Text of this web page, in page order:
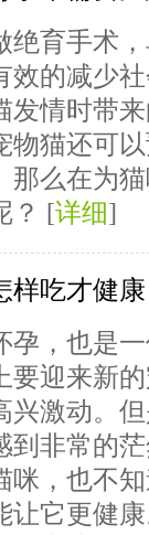
绝育手术
效的减少
发情时带
物猫还可
那么在为
？ [详细]
样吃才健康
孕，也是
要迎来新
兴激动。
到非常的
咪，也不
让它更健